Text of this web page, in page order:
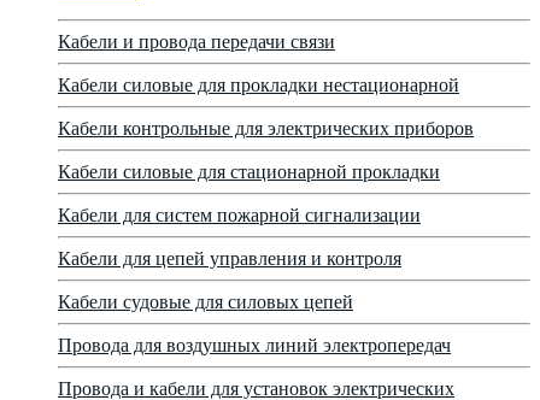
Кабели и провода передачи связи
Кабели силовые для прокладки нестационарной
Кабели контрольные для электрических приборов
Кабели силовые для стационарной прокладки
Кабели для систем пожарной сигнализации
Кабели для цепей управления и контроля
Кабели судовые для силовых цепей
Провода для воздушных линий электропередач
Провода и кабели для установок электрических